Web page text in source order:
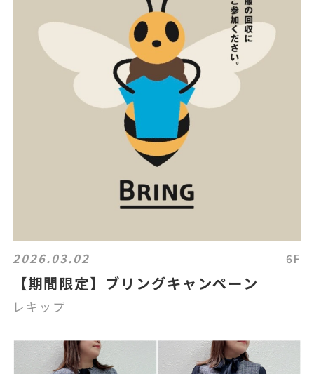
2026.03.02 6F
【期間限定】ブリングキャンペーン
レキップ